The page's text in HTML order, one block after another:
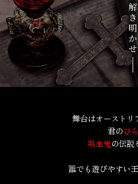
舞台はオーストリ
君の ひ
吸血鬼の伝説
誰でも遊びやすい